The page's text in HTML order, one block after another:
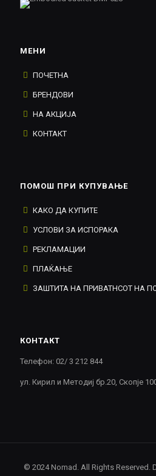
МЕНИ
ПОЧЕТНА
БРЕНДОВИ
НА АКЦИЈА
КОНТАКТ
ПОМОШ ПРИ КУПУВАЊЕ
КАКО ДА КУПИТЕ
УСЛОВИ ЗА ИСПОРАКА
РЕКЛАМАЦИИ
ПЛАЌАЊЕ
ЗАШТИТА НА ПРИВАТНСОТ НА
КОНТАКТ
Телефон: 02/ 3 212 844
ул. Кирил и Методиј бр.20, Скопје
© 2024 Nomad. All Rights Reserved.